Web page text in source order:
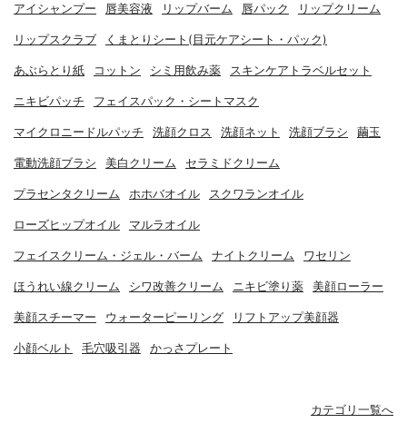
アイシャンプー 唇美容液 リップバーム 唇パック リップクリーム
リップスクラブ くまとりシート(目元ケアシート・パック)
あぶらとり紙 コットン シミ用飲み薬 スキンケアトラベルセット
ニキビパッチ フェイスパック・シートマスク
マイクロニードルパッチ 洗顔クロス 洗顔ネット 洗顔ブラシ 繭玉
電動洗顔ブラシ 美白クリーム セラミドクリーム
プラセンタクリーム ホホバオイル スクワランオイル
ローズヒップオイル マルラオイル
フェイスクリーム・ジェル・バーム ナイトクリーム ワセリン
ほうれい線クリーム シワ改善クリーム ニキビ塗り薬 美顔ローラー
美顔スチーマー ウォーターピーリング リフトアップ美顔器
小顔ベルト 毛穴吸引器 かっさプレート
カテゴリ一覧へ